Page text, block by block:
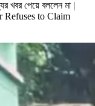
খবর পেয়ে বললেন মা |
Refuses to Claim